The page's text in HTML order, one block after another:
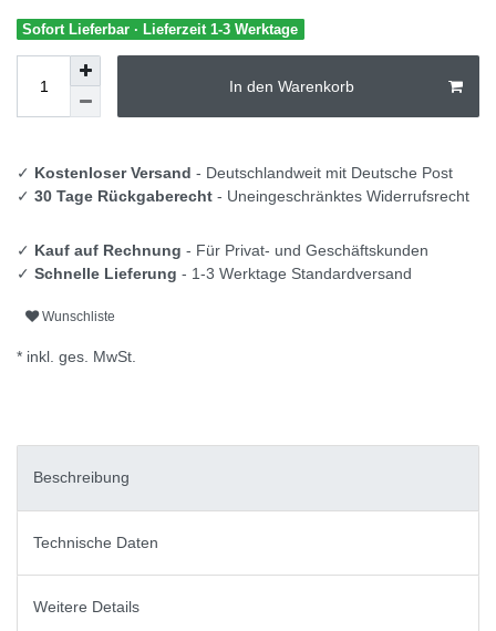
Sofort Lieferbar · Lieferzeit 1-3 Werktage
In den Warenkorb
✓ Kostenloser Versand - Deutschlandweit mit Deutsche Post
✓ 30 Tage Rückgaberecht - Uneingeschränktes Widerrufsrecht
✓ Kauf auf Rechnung - Für Privat- und Geschäftskunden
✓ Schnelle Lieferung - 1-3 Werktage Standardversand
Wunschliste
* inkl. ges. MwSt.
Beschreibung
Technische Daten
Weitere Details